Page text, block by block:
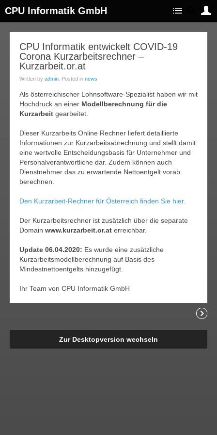
CPU Informatik GmbH
CPU Informatik entwickelt COVID-19
Corona Kurzarbeitsrechner –
Kurzarbeit.or.at
Written by admin . Posted in news
Als österreichischer Lohnsoftware-Spezialist haben wir mit
Hochdruck an einer Modellberechnung für die
Kurzarbeit gearbeitet.
Dieser Kurzarbeits Online Rechner liefert detaillierte
Informationen zur Kurzarbeitsabrechnung und stellt damit
eine wertvolle Entscheidungsbasis für Unternehmer und
Personalverantwortliche dar. Zudem können auch
Dienstnehmer das zu erwartende Nettoentgelt vorab
berechnen.
Den Kurzarbeit-Rechner für Österreich finden Sie hier.
Der Kurzarbeitsrechner ist zusätzlich über die separate
Domain www.kurzarbeit.or.at erreichbar.
Update 06.04.2020: Es wurde eine zusätzliche
Kurzarbeitsmodellberechnung auf Basis des
Mindestnettoentgelts hinzugefügt.
Ihr Team von CPU Informatik GmbH
Zur Desktopversion wechseln